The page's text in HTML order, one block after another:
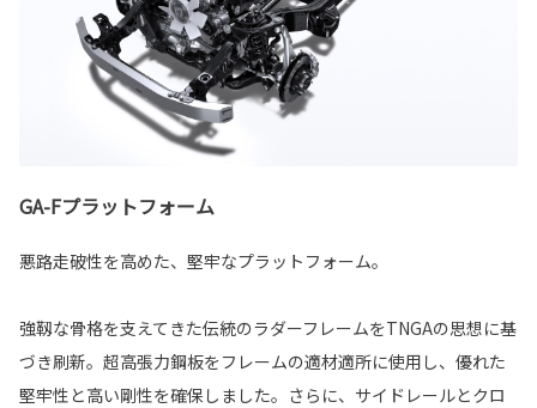
GA-Fプラットフォーム
悪路走破性を高めた、堅牢なプラットフォーム。
強靱な骨格を支えてきた伝統のラダーフレームをTNGAの思想に基
づき刷新。超高張力鋼板をフレームの適材適所に使用し、優れた
堅牢性と高い剛性を確保しました。さらに、サイドレールとクロ